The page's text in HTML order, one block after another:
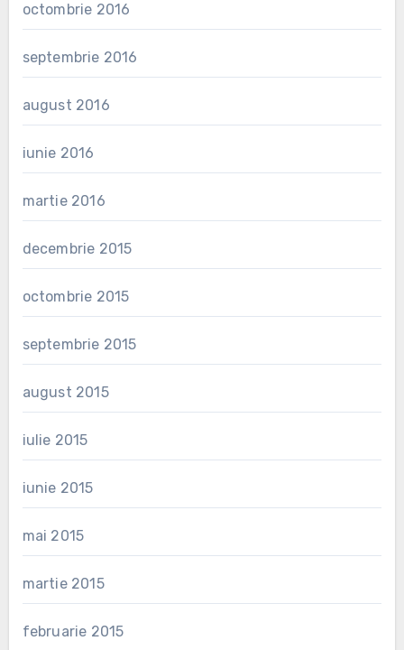
octombrie 2016
septembrie 2016
august 2016
iunie 2016
martie 2016
decembrie 2015
octombrie 2015
septembrie 2015
august 2015
iulie 2015
iunie 2015
mai 2015
martie 2015
februarie 2015